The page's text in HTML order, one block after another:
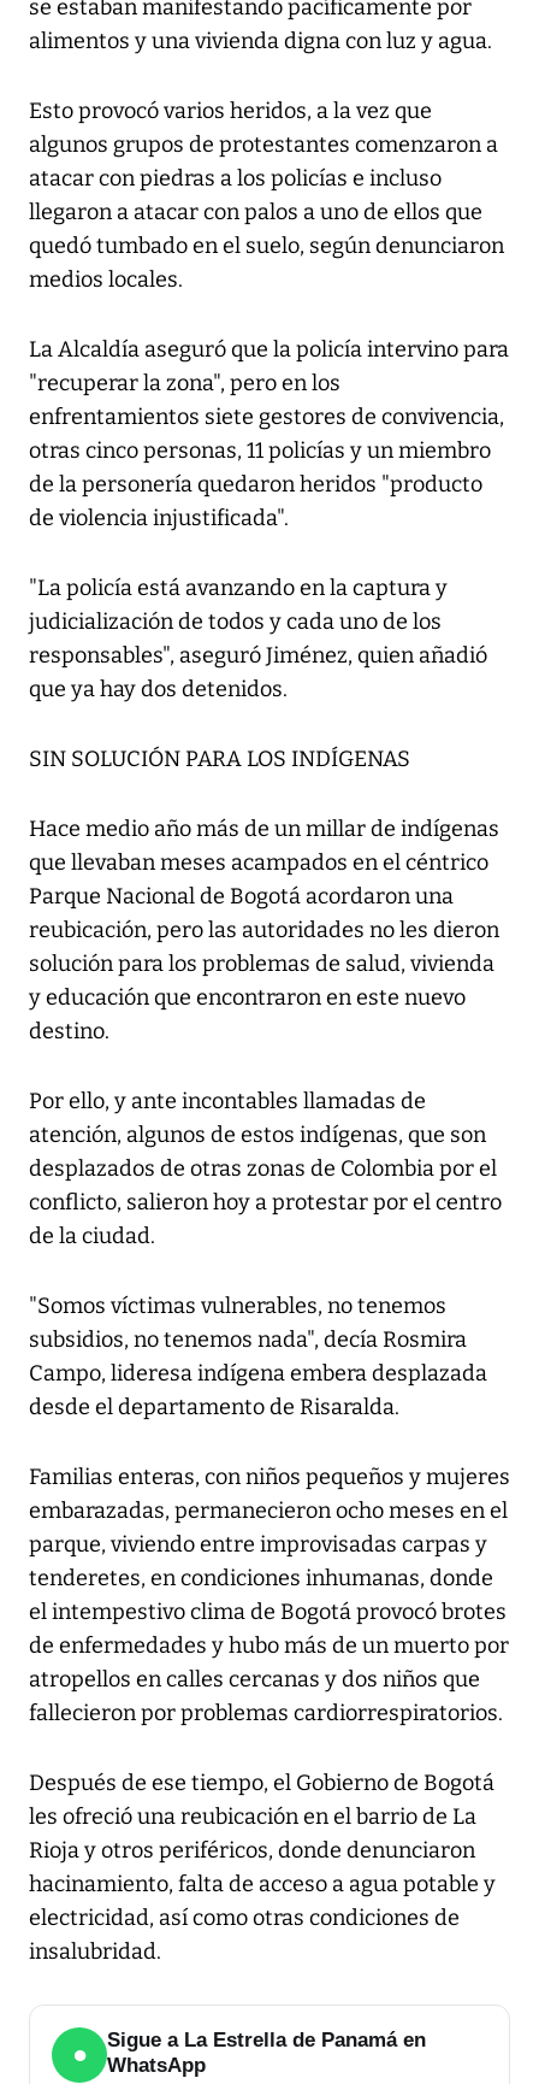
se estaban manifestando pacíficamente por
alimentos y una vivienda digna con luz y agua.
Esto provocó varios heridos, a la vez que
algunos grupos de protestantes comenzaron a
atacar con piedras a los policías e incluso
llegaron a atacar con palos a uno de ellos que
quedó tumbado en el suelo, según denunciaron
medios locales.
La Alcaldía aseguró que la policía intervino para
"recuperar la zona", pero en los
enfrentamientos siete gestores de convivencia,
otras cinco personas, 11 policías y un miembro
de la personería quedaron heridos "producto
de violencia injustificada".
"La policía está avanzando en la captura y
judicialización de todos y cada uno de los
responsables", aseguró Jiménez, quien añadió
que ya hay dos detenidos.
SIN SOLUCIÓN PARA LOS INDÍGENAS
Hace medio año más de un millar de indígenas
que llevaban meses acampados en el céntrico
Parque Nacional de Bogotá acordaron una
reubicación, pero las autoridades no les dieron
solución para los problemas de salud, vivienda
y educación que encontraron en este nuevo
destino.
Por ello, y ante incontables llamadas de
atención, algunos de estos indígenas, que son
desplazados de otras zonas de Colombia por el
conflicto, salieron hoy a protestar por el centro
de la ciudad.
"Somos víctimas vulnerables, no tenemos
subsidios, no tenemos nada", decía Rosmira
Campo, lideresa indígena embera desplazada
desde el departamento de Risaralda.
Familias enteras, con niños pequeños y mujeres
embarazadas, permanecieron ocho meses en el
parque, viviendo entre improvisadas carpas y
tenderetes, en condiciones inhumanas, donde
el intempestivo clima de Bogotá provocó brotes
de enfermedades y hubo más de un muerto por
atropellos en calles cercanas y dos niños que
fallecieron por problemas cardiorrespiratorios.
Después de ese tiempo, el Gobierno de Bogotá
les ofreció una reubicación en el barrio de La
Rioja y otros periféricos, donde denunciaron
hacinamiento, falta de acceso a agua potable y
electricidad, así como otras condiciones de
insalubridad.
●
Sigue a La Estrella de Panamá en
WhatsApp